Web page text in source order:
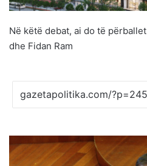
Në këtë debat, ai do të
dhe Fidan Ram